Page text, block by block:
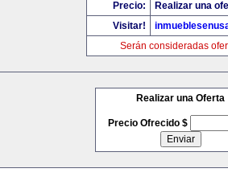
Precio:
Realizar una
Visitar!
Serán consideradas
Realizar una Oferta
Precio Ofrecido $